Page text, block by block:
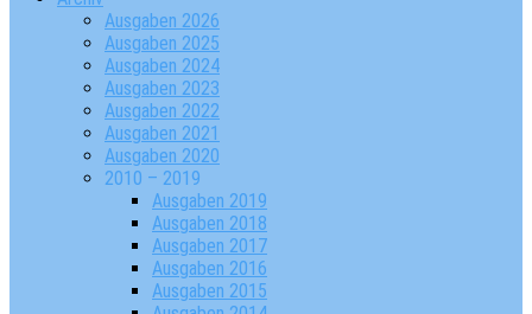
Ausgaben 2026
Ausgaben 2025
Ausgaben 2024
Ausgaben 2023
Ausgaben 2022
Ausgaben 2021
Ausgaben 2020
2010 – 2019
Ausgaben 2019
Ausgaben 2018
Ausgaben 2017
Ausgaben 2016
Ausgaben 2015